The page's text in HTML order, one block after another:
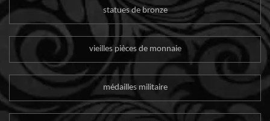
statues de bronze
vieilles pièces de monnaie
médailles militaire